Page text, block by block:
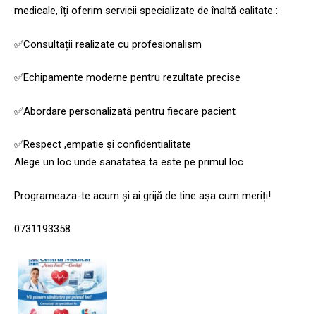
medicale, îți oferim servicii specializate de înaltă calitate :
✅Consultații realizate cu profesionalism
✅Echipamente moderne pentru rezultate precise
✅Abordare personalizată pentru fiecare pacient
✅Respect ,empatie și confidentialitate
Alege un loc unde sanatatea ta este pe primul loc
Programeaza-te acum și ai grijă de tine așa cum meriți!
0731193358